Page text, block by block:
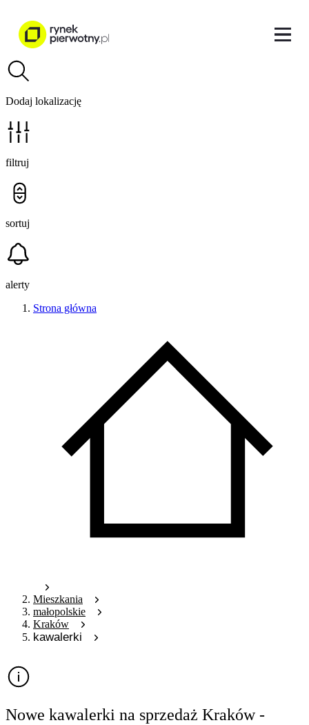
Dodaj lokalizację
filtruj
sortuj
alerty
Strona główna
Mieszkania
małopolskie
Kraków
kawalerki
Nowe kawalerki na sprzedaż Kraków -